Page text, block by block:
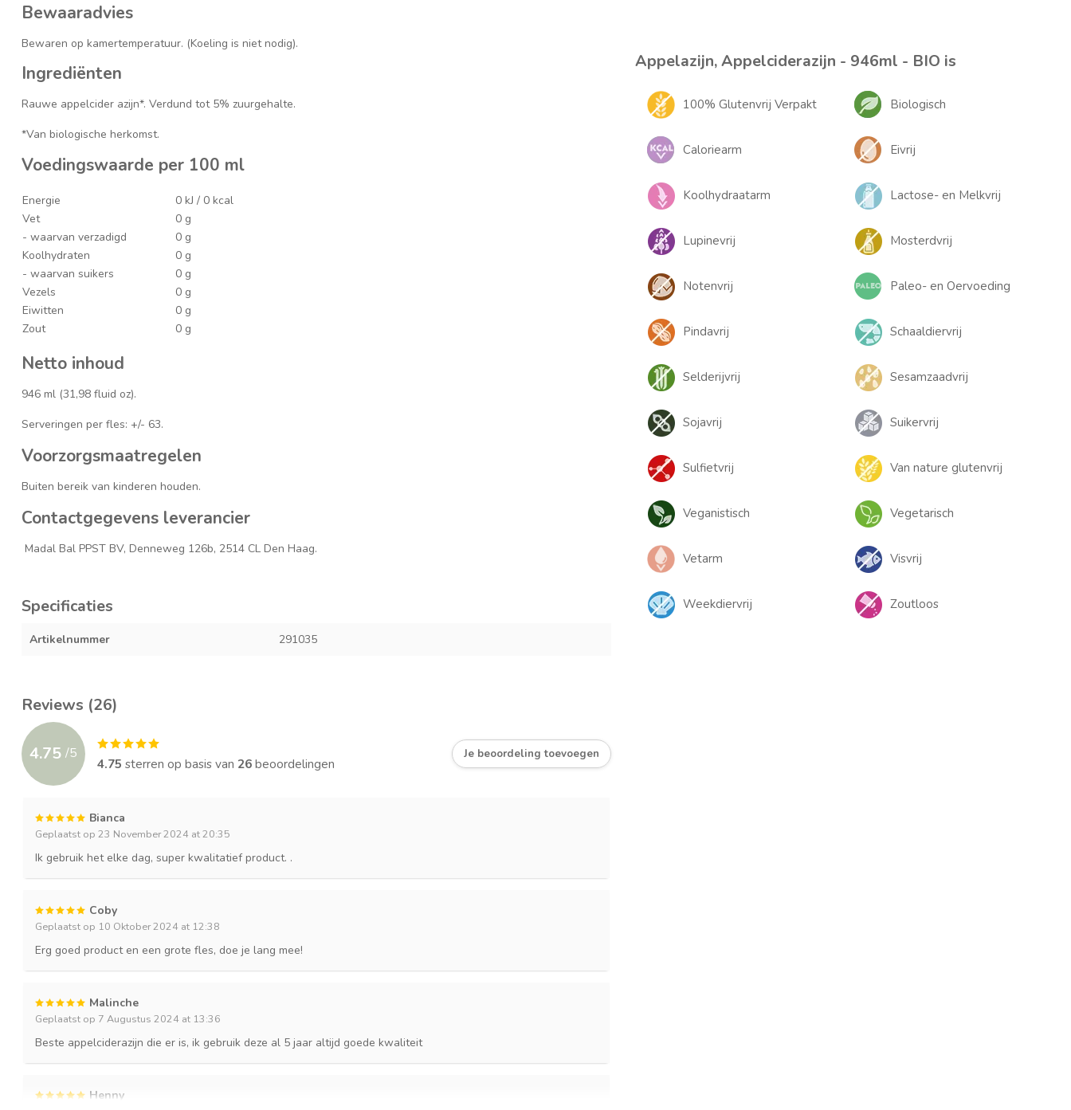
Bewaaradvies
Bewaren op kamertemperatuur. (Koeling is niet nodig).
Ingrediënten
Rauwe appelcider azijn*. Verdund tot 5% zuurgehalte.
*Van biologische herkomst.
Voedingswaarde per 100 ml
Energie
0 kJ / 0 kcal
Vet
0 g
- waarvan verzadigd
0 g
Koolhydraten
0 g
- waarvan suikers
0 g
Vezels
0 g
Eiwitten
0 g
Zout
0 g
Netto inhoud
946 ml (31,98 fluid oz).
Serveringen per fles: +/- 63.
Voorzorgsmaatregelen
Buiten bereik van kinderen houden.
Contactgegevens leverancier
Madal Bal PPST BV, Denneweg 126b, 2514 CL Den Haag.
Specificaties
Artikelnummer 291035
Reviews (26)
4.75 /5
4.75 sterren op basis van 26beoordelingen
Je beoordeling toevoegen
Bianca
Geplaatst op 23 November 2024 at 20:35
Ik gebruik het elke dag, super kwalitatief product. .
Coby
Geplaatst op 10 Oktober 2024 at 12:38
Erg goed product en een grote fles, doe je lang mee!
Malinche
Geplaatst op 7 Augustus 2024 at 13:36
Beste appelciderazijn die er is, ik gebruik deze al 5 jaar altijd goede kwaliteit
Henny
Appelazijn, Appelciderazijn - 946ml - BIO is
100% Glutenvrij Verpakt Biologisch
Caloriearm Eivrij
Koolhydraatarm Lactose- en Melkvrij
Lupinevrij Mosterdvrij
Notenvrij Paleo- en Oervoeding
Pindavrij Schaaldiervrij
Selderijvrij Sesamzaadvrij
Sojavrij Suikervrij
Sulfietvrij Van nature glutenvrij
Veganistisch Vegetarisch
Vetarm Visvrij
Weekdiervrij Zoutloos